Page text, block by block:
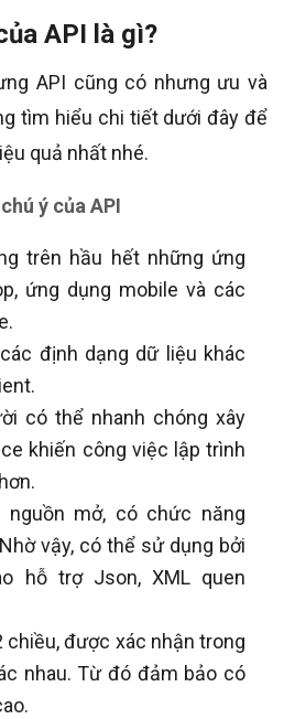
API là gì?
API cũng có nhưng ưu và
tìm hiểu chi tiết dưới đây để
quả nhất nhé.
ý của API
trên hầu hết những ứng
ứng dụng mobile và các
định dạng dữ liệu khác
có thể nhanh chóng xây
khiến công việc lập trình
mở, có chức năng
vậy, có thể sử dụng bởi
hỗ trợ Json, XML quen
chiều, được xác nhận trong
nhau. Từ đó đảm bảo có